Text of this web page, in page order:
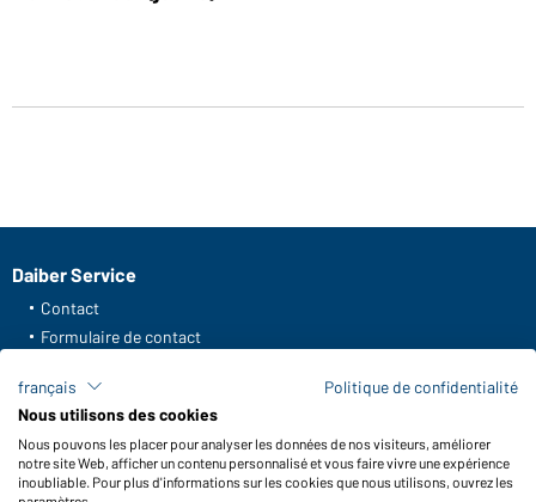
Daiber Service
Contact
Formulaire de contact
FAQ / Manuel d' utilisation
Vérifier le stock
Reporting system according to whistleblower protection act
français
Politique de confidentialité
Nous utilisons des cookies
Nous pouvons les placer pour analyser les données de nos visiteurs, améliorer
notre site Web, afficher un contenu personnalisé et vous faire vivre une expérience
inoubliable. Pour plus d'informations sur les cookies que nous utilisons, ouvrez les